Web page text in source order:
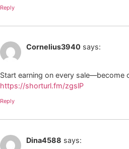
Reply
Cornelius3940 says:
Start earning on every sale—become
https://shorturl.fm/zgslP
Reply
Dina4588 says: